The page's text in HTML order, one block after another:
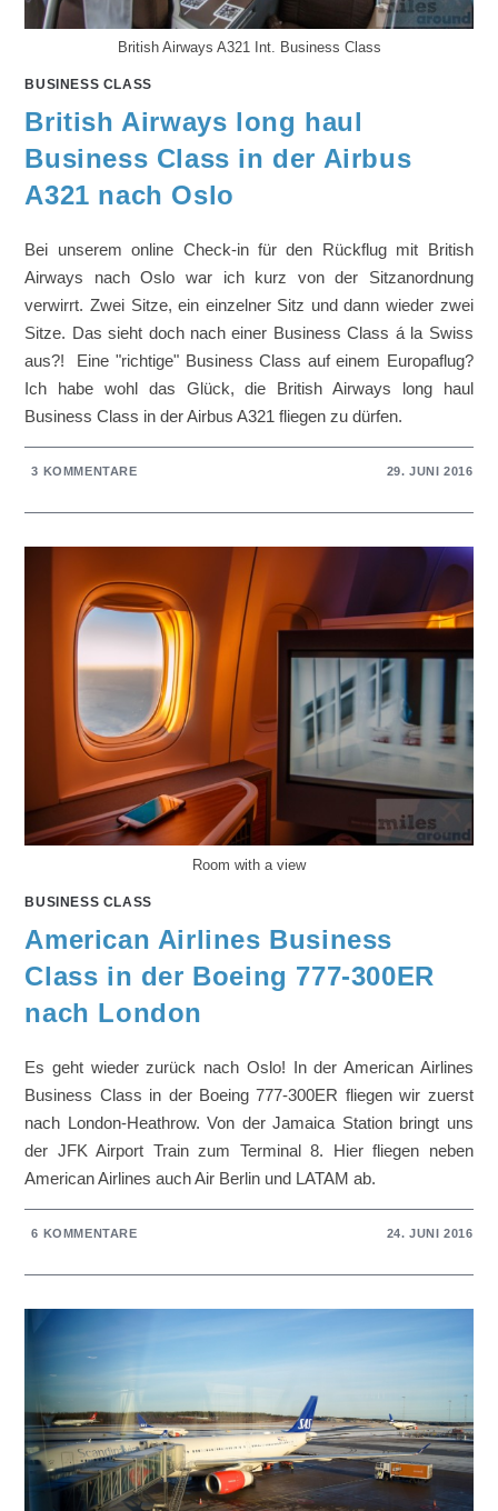
British Airways A321 Int. Business Class
BUSINESS CLASS
British Airways long haul
Business Class in der Airbus
A321 nach Oslo
Bei unserem online Check-in für den Rückflug mit British
Airways nach Oslo war ich kurz von der Sitzanordnung
verwirrt. Zwei Sitze, ein einzelner Sitz und dann wieder zwei
Sitze. Das sieht doch nach einer Business Class á la Swiss
aus?! Eine "richtige" Business Class auf einem Europaflug?
Ich habe wohl das Glück, die British Airways long haul
Business Class in der Airbus A321 fliegen zu dürfen.
3 KOMMENTARE 29. JUNI 2016
Room with a view
BUSINESS CLASS
American Airlines Business
Class in der Boeing 777-300ER
nach London
Es geht wieder zurück nach Oslo! In der American Airlines
Business Class in der Boeing 777-300ER fliegen wir zuerst
nach London-Heathrow. Von der Jamaica Station bringt uns
der JFK Airport Train zum Terminal 8. Hier fliegen neben
American Airlines auch Air Berlin und LATAM ab.
6 KOMMENTARE 24. JUNI 2016